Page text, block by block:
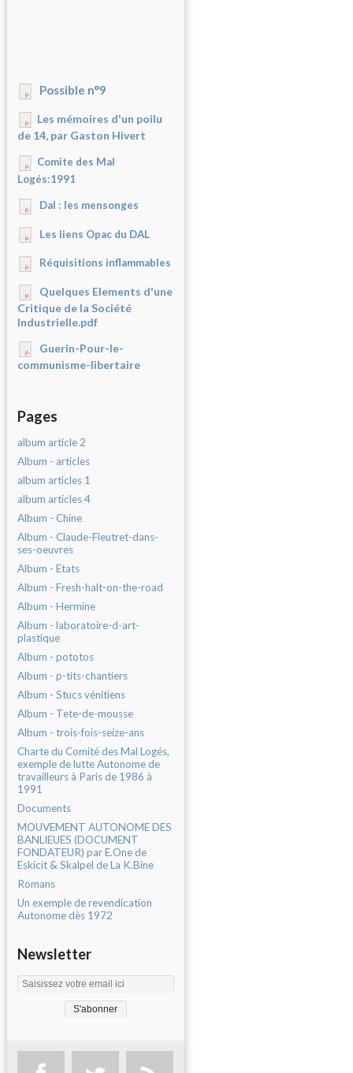
Possible n°9
Les mémoires d'un poilu
de 14, par Gaston Hivert
Comite des Mal
Logés:1991
Dal : les mensonges
Les liens Opac du DAL
Réquisitions inflammables
Quelques Elements d'une
Critique de la Société
Industrielle.pdf
Guerin-Pour-le-
communisme-libertaire
Pages
album article 2
Album - articles
album articles 1
album articles 4
Album - Chine
Album - Claude-Fleutret-dans-
ses-oeuvres
Album - Etats
Album - Fresh-halt-on-the-road
Album - Hermine
Album - laboratoire-d-art-
plastique
Album - pototos
Album - p-tits-chantiers
Album - Stucs vénitiens
Album - Tete-de-mousse
Album - trois-fois-seize-ans
Charte du Comité des Mal Logés,
exemple de lutte Autonome de
travailleurs à Paris de 1986 à
1991
Documents
MOUVEMENT AUTONOME DES
BANLIEUES (DOCUMENT
FONDATEUR) par E.One de
Eskicit & Skalpel de La K.Bine
Romans
Un exemple de revendication
Autonome dès 1972
Newsletter